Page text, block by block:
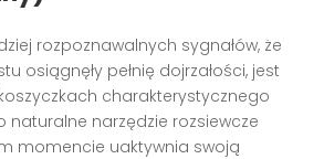
rozpoznawalnych sygnałów, że
osiągnęły pełnię dojrzałości, jest
charakterystycznego
naturalne narzędzie rozsiewcze
momencie uaktywnia swoją